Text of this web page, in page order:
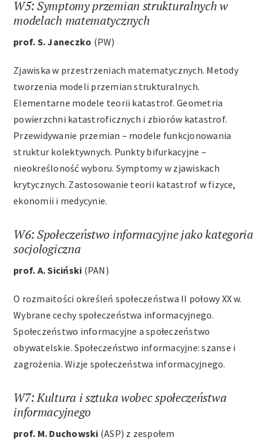
W5: Symptomy przemian strukturalnych w
modelach matematycznych
prof. S. Janeczko (PW)
Zjawiska w przestrzeniach matematycznych. Metody
tworzenia modeli przemian strukturalnych.
Elementarne modele teorii katastrof. Geometria
powierzchni katastroficznych i zbiorów katastrof.
Przewidywanie przemian – modele funkcjonowania
struktur kolektywnych. Punkty bifurkacyjne –
nieokreśloność wyboru. Symptomy w zjawiskach
krytycznych. Zastosowanie teorii katastrof w fizyce,
ekonomii i medycynie.
W6: Społeczeństwo informacyjne jako kategoria
socjologiczna
prof. A. Siciński (PAN)
O rozmaitości określeń społeczeństwa II połowy XX w.
Wybrane cechy społeczeństwa informacyjnego.
Społeczeństwo informacyjne a społeczeństwo
obywatelskie. Społeczeństwo informacyjne: szanse i
zagrożenia. Wizje społeczeństwa informacyjnego.
W7: Kultura i sztuka wobec społeczeństwa
informacyjnego
prof. M. Duchowski (ASP) z zespołem